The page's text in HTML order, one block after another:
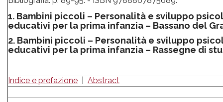
1. Bambini piccoli – Personalità e sviluppo
educativi per la prima infanzia – Bassano del
2. Bambini piccoli – Personalità e sviluppo
educativi per la prima infanzia – Rassegne di
Indice e prefazione Abstract